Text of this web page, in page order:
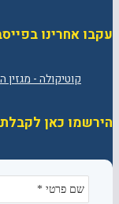
עקבו אחרינו
הירשמו כאן